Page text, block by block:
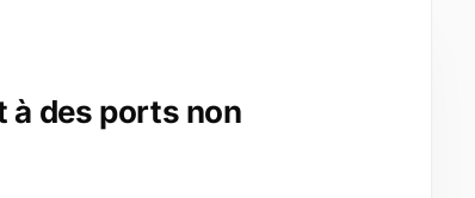
à des ports non